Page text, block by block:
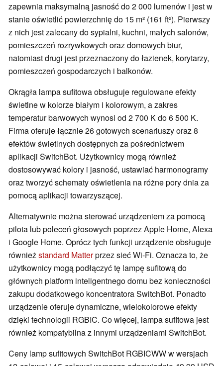
zapewnia maksymalną jasność do 2 000 lumenów i jest w
stanie oświetlić powierzchnię do 15 m² (161 ft²). Pierwszy
z nich jest zalecany do sypialni, kuchni, małych salonów,
pomieszczeń rozrywkowych oraz domowych biur,
natomiast drugi jest przeznaczony do łazienek, korytarzy,
pomieszczeń gospodarczych i balkonów.
Okrągła lampa sufitowa obsługuje regulowane efekty
świetlne w kolorze białym i kolorowym, a zakres
temperatur barwowych wynosi od 2 700 K do 6 500 K.
Firma oferuje łącznie 26 gotowych scenariuszy oraz 8
efektów świetlnych dostępnych za pośrednictwem
aplikacji SwitchBot. Użytkownicy mogą również
dostosowywać kolory i jasność, ustawiać harmonogramy
oraz tworzyć schematy oświetlenia na różne pory dnia za
pomocą aplikacji towarzyszącej.
Alternatywnie można sterować urządzeniem za pomocą
pilota lub poleceń głosowych poprzez Apple Home, Alexa
i Google Home. Oprócz tych funkcji urządzenie obsługuje
równieżstandard Matterprzez sieć Wi-Fi. Oznacza to, że
użytkownicy mogą podłączyć tę lampę sufitową do
głównych platform inteligentnego domu bez konieczności
zakupu dodatkowego koncentratora SwitchBot. Ponadto
urządzenie oferuje dynamiczne, wielokolorowe efekty
dzięki technologii RGBIC. Co więcej, lampa sufitowa jest
również kompatybilna z innymi urządzeniami SwitchBot.
Ceny lamp sufitowych SwitchBot RGBICWW w wersjach